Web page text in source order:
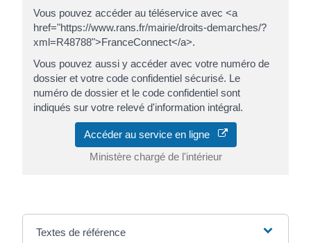
Vous pouvez accéder au téléservice avec <a
href="https://www.rans.fr/mairie/droits-demarches/?
xml=R48788">FranceConnect</a>.
Vous pouvez aussi y accéder avec votre numéro de
dossier et votre code confidentiel sécurisé. Le
numéro de dossier et le code confidentiel sont
indiqués sur votre relevé d'information intégral.
Accéder au service en ligne
Ministère chargé de l'intérieur
Textes de référence